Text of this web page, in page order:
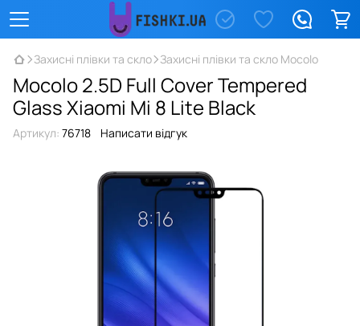
Захисні плівки та скло Захисні плівки та скло Mocolo
Mocolo 2.5D Full Cover Tempered
Glass Xiaomi Mi 8 Lite Black
Артикул: 76718 Написати відгук